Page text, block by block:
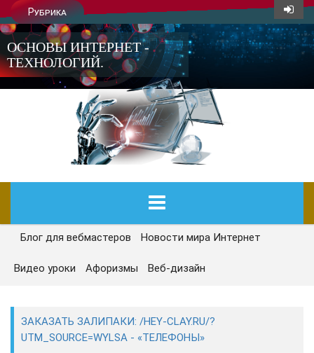
Рубрика
ОСНОВЫ ИНТЕРНЕТ -
ТЕХНОЛОГИЙ.
ГЛАВНАЯ
СЕГОДНЯ
САЙТОСТРОЕНИЕ
Блог для вебмастеров Новости мира Интернет
Видео уроки Афоризмы Веб-дизайн
ЗАКАЗАТЬ ЗАЛИПАКИ: /HEY-CLAY.RU/?
UTM_SOURCE=WYLSA - «ТЕЛЕФОНЫ»